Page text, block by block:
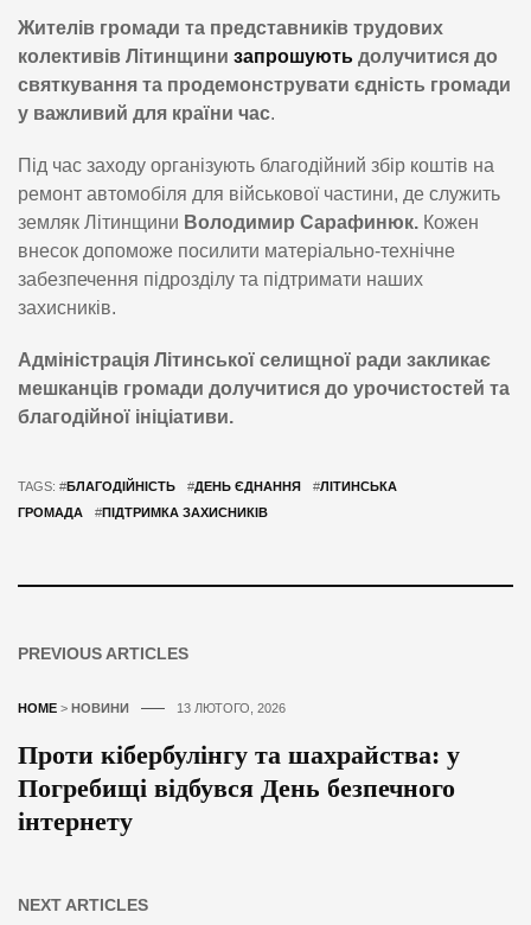
Жителів громади та представників трудових
колективів Літинщини запрошують долучитися до
святкування та продемонструвати єдність громади
у важливий для країни час.
Під час заходу організують благодійний збір коштів на
ремонт автомобіля для військової частини, де служить
земляк Літинщини Володимир Сарафинюк. Кожен
внесок допоможе посилити матеріально-технічне
забезпечення підрозділу та підтримати наших
захисників.
Адміністрація Літинської селищної ради закликає
мешканців громади долучитися до урочистостей та
благодійної ініціативи.
TAGS: #БЛАГОДІЙНІСТЬ #ДЕНЬ ЄДНАННЯ #ЛІТИНСЬКА
ГРОМАДА
#ПІДТРИМКА ЗАХИСНИКІВ
PREVIOUS ARTICLES
HOME > НОВИНИ 13 ЛЮТОГО, 2026
Проти кібербулінгу та шахрайства: у
Погребищі відбувся День безпечного
інтернету
NEXT ARTICLES